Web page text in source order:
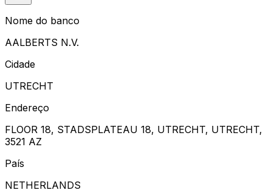
Nome do banco
AALBERTS N.V.
Cidade
UTRECHT
Endereço
FLOOR 18, STADSPLATEAU 18, UTRECHT, UTRECHT,
3521 AZ
País
NETHERLANDS